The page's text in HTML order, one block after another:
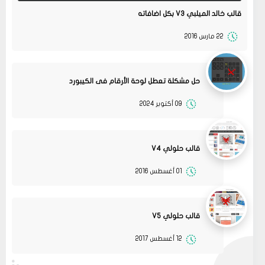
قالب خالد الميلبي V3 بكل اضافاته
22 مارس 2016
حل مشكلة تعطل لوحة الأرقام فى الكيبورد
09 أكتوبر 2024
قالب حلولي V4
01 أغسطس 2016
قالب حلولي V5
12 أغسطس 2017
11 2022
مشاركة
08
جرب الطريقتين ممكن تحل المشكله